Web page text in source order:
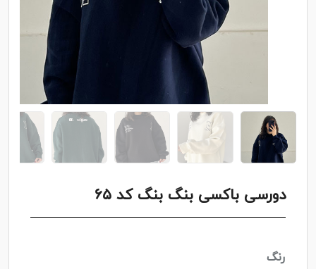
دورسی باکسی بنگ بنگ کد ۶۵
رنگ